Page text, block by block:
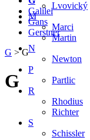
Lvovický
M
Marci
Martin
N
Newton
P
Partlic
R
Rhodius
Richter
S
Schissler
Galilei
Gans
Gerstner
G >G
G